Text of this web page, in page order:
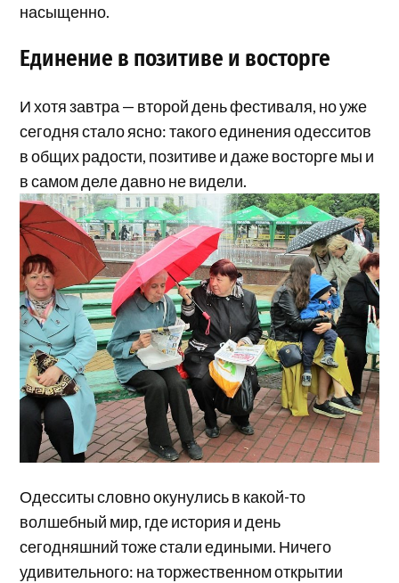
насыщенно.
Единение в позитиве и восторге
И хотя завтра — второй день фестиваля, но уже
сегодня стало ясно: такого единения одесситов
в общих радости, позитиве и даже восторге мы и
в самом деле давно не видели.
Одесситы словно окунулись в какой-то
волшебный мир, где история и день
сегодняшний тоже стали едиными. Ничего
удивительного: на торжественном открытии